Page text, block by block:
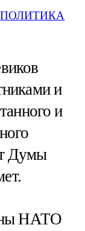
ПОЛИТИКА
и
и
Думы
НАТО